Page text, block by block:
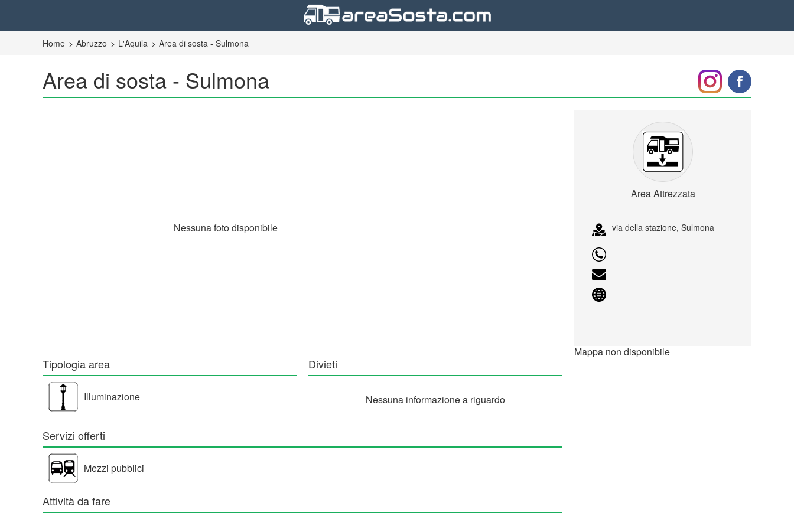
Home Abruzzo L'Aquila Area di sosta - Sulmona
Area di sosta - Sulmona
Nessuna foto disponibile
Area Attrezzata
via della stazione, Sulmona
-
-
-
Tipologia area
Illuminazione
Divieti
Nessuna informazione a riguardo
Servizi offerti
Mezzi pubblici
Attività da fare
Mappa non disponibile